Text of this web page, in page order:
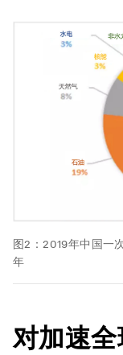
图2：2019年中国一
年
对加速